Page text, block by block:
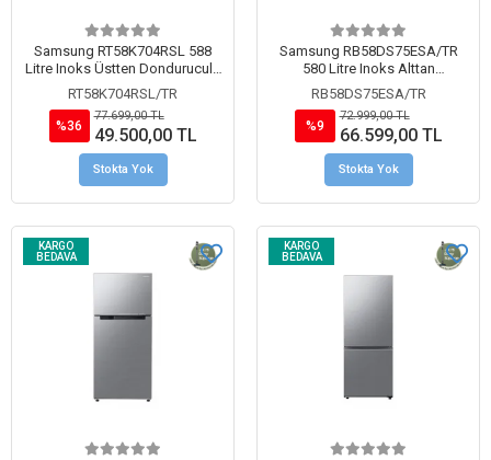
Samsung RT58K704RSL 588
Litre Inoks Üstten Donduruculu
Buzdolabı
RT58K704RSL/TR
%36
77.699,00 TL
49.500,00 TL
Stokta Yok
Samsung RB58DS75ESA/TR
580 Litre Inoks Alttan
Donduruculu Buzdolabı
RB58DS75ESA/TR
%9
72.999,00 TL
66.599,00 TL
Stokta Yok
KARGO
BEDAVA
KARGO
BEDAVA